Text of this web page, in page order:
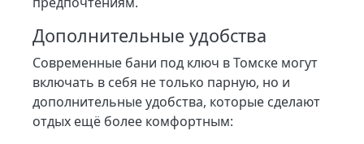
Дополнительные удобства
Современные бани под ключ в Томске могут
включать в себя не только парную, но и
дополнительные удобства, которые сделают
отдых ещё более комфортным: